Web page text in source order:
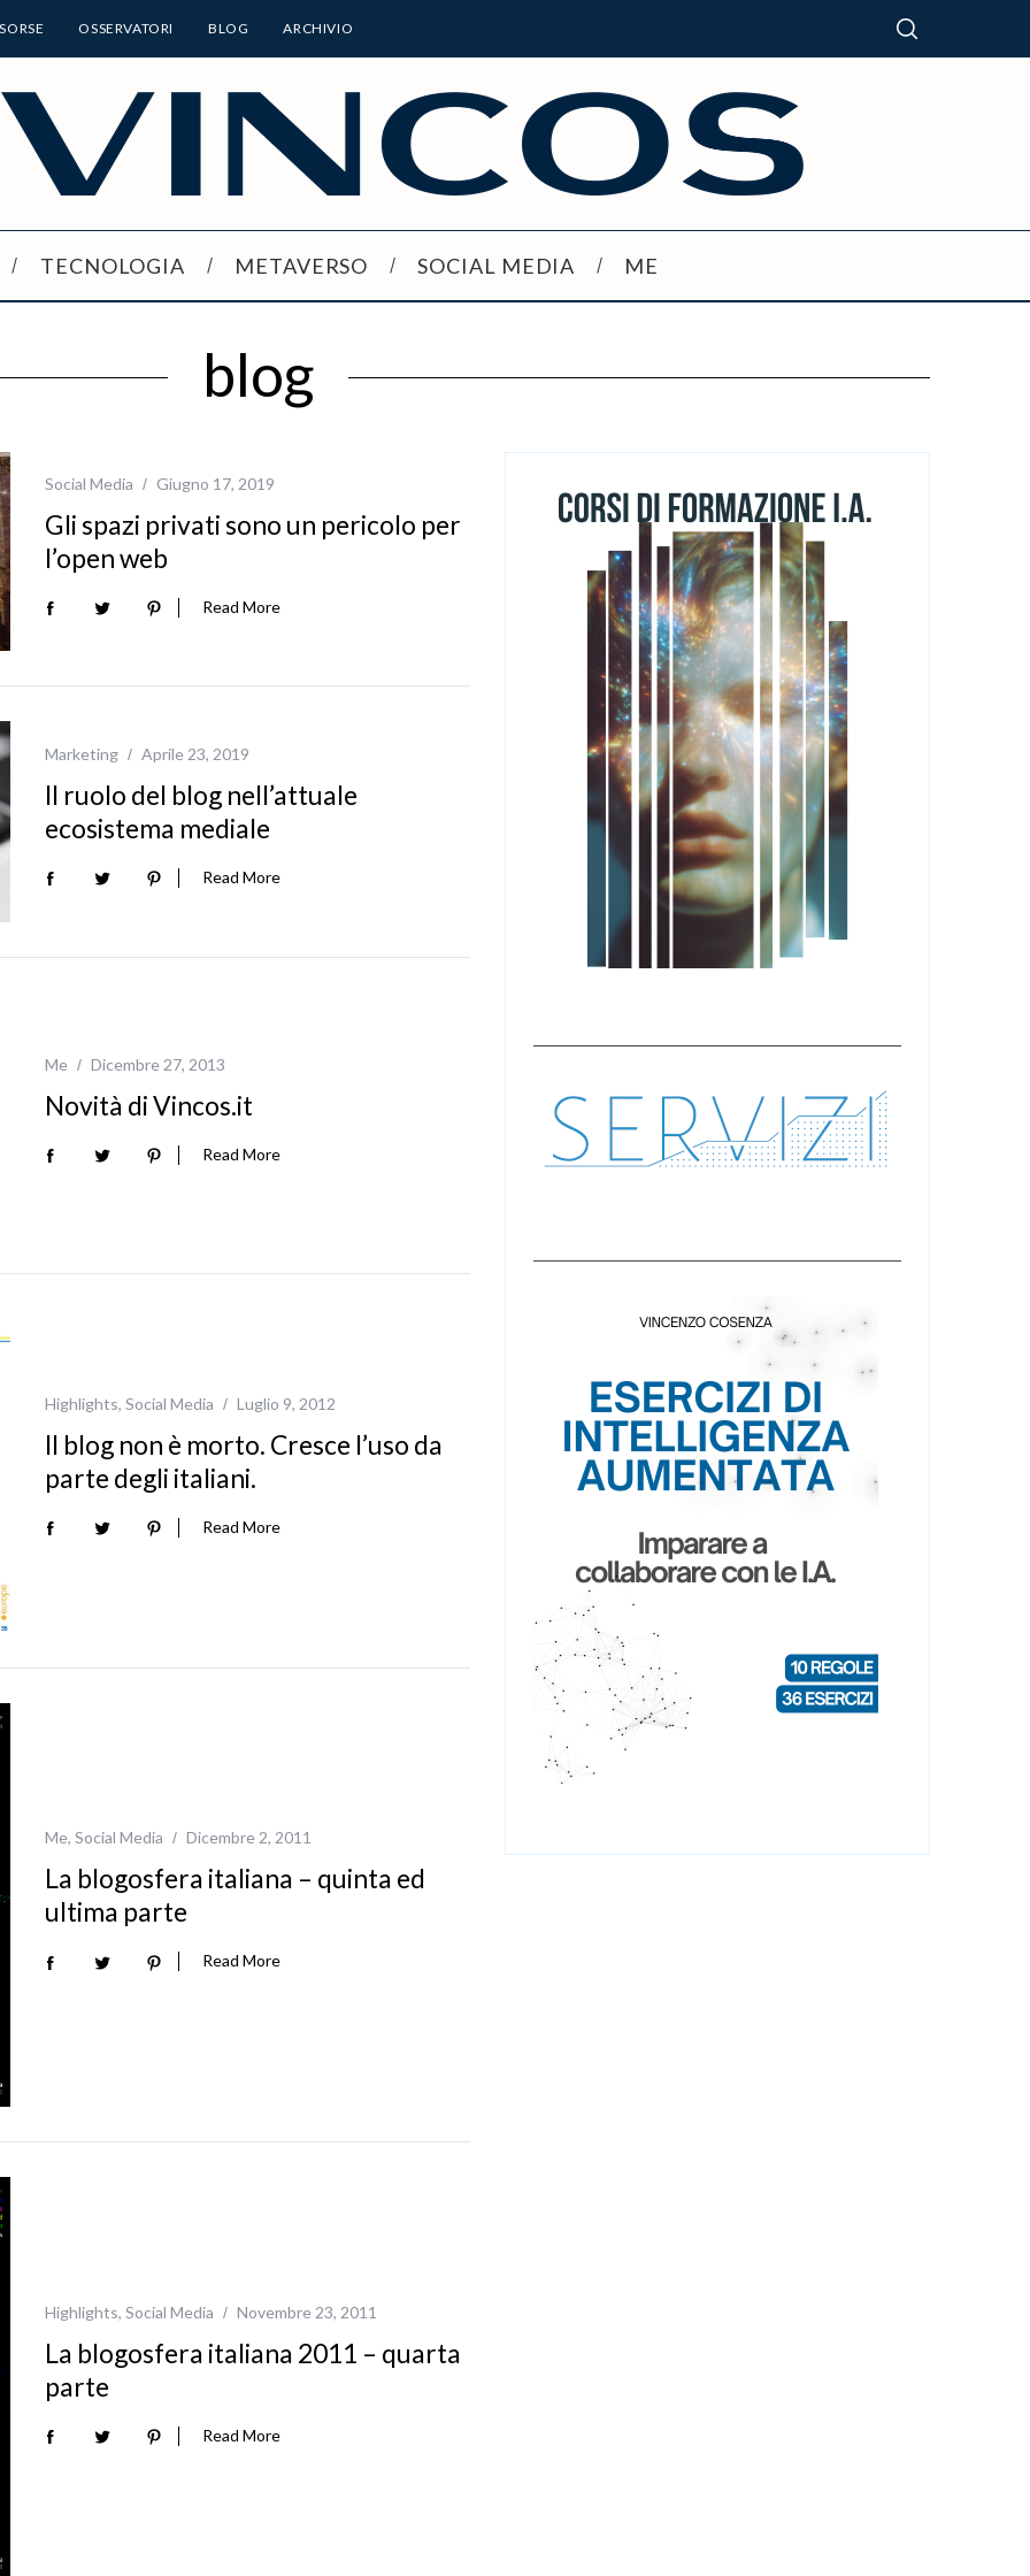
OSSERVATORI BLOG ARCHIVIO
TECNOLOGIA METAVERSO SOCIAL MEDIA ME
blog
Social Media Giugno 17, 2019
Gli spazi privati sono un pericolo per
l’open web
Read More
Marketing Aprile 23, 2019
Il ruolo del blog nell’attuale
ecosistema mediale
Read More
Me Dicembre 27, 2013
Novità di Vincos.it
Read More
Highlights, Social Media Luglio 9, 2012
Il blog non è morto. Cresce l’uso da
parte degli italiani.
Read More
Me, Social Media Dicembre 2, 2011
La blogosfera italiana – quinta ed
ultima parte
Read More
Highlights, Social Media Novembre 23, 2011
La blogosfera italiana 2011 – quarta
parte
Read More